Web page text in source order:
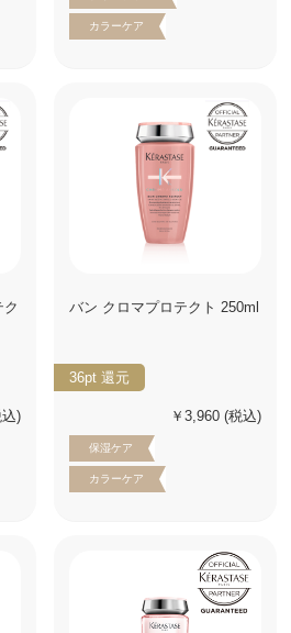
カラーケア
)
バン クロマプロテクト 250ml
36pt 還元
￥3,960 (税込)
保湿ケア
カラーケア